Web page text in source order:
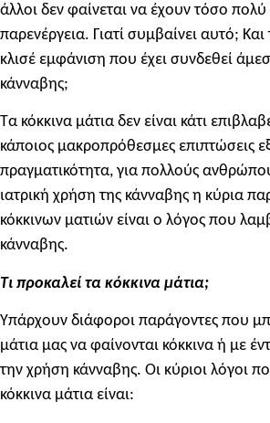
άλλοι δεν φαίνεται να έχουν τόσο πολύ
παρενέργεια. Γιατί συμβαίνει αυτό;
κλισέ εμφάνιση που έχει συνδεθεί
κάνναβης;
Τα κόκκινα μάτια δεν είναι κάτι
κάποιος μακροπρόθεσμες επιπτώσεις
πραγματικότητα, για πολλούς
ιατρική χρήση της κάνναβης η κύρια
κόκκινων ματιών είναι ο λόγος που
κάνναβης.
Τι προκαλεί τα κόκκινα μάτια;
Υπάρχουν διάφοροι παράγοντες που
μάτια μας να φαίνονται κόκκινα ή με
την χρήση κάνναβης. Οι κύριοι λόγοι
κόκκινα μάτια είναι: